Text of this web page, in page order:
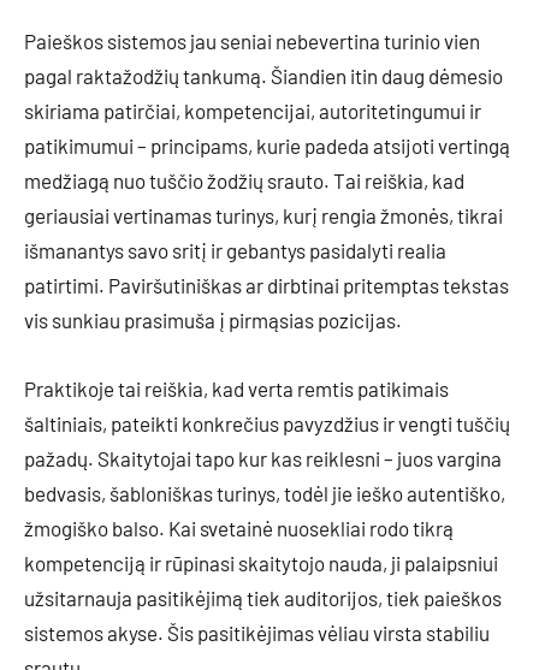
Paieškos sistemos jau seniai nebevertina turinio vien
pagal raktažodžių tankumą. Šiandien itin daug dėmesio
skiriama patirčiai, kompetencijai, autoritetingumui ir
patikimumui – principams, kurie padeda atsijoti vertingą
medžiagą nuo tuščio žodžių srauto. Tai reiškia, kad
geriausiai vertinamas turinys, kurį rengia žmonės, tikrai
išmanantys savo sritį ir gebantys pasidalyti realia
patirtimi. Paviršutiniškas ar dirbtinai pritemptas tekstas
vis sunkiau prasimuša į pirmąsias pozicijas.
Praktikoje tai reiškia, kad verta remtis patikimais
šaltiniais, pateikti konkrečius pavyzdžius ir vengti tuščių
pažadų. Skaitytojai tapo kur kas reiklesni – juos vargina
bedvasis, šabloniškas turinys, todėl jie ieško autentiško,
žmogiško balso. Kai svetainė nuosekliai rodo tikrą
kompetenciją ir rūpinasi skaitytojo nauda, ji palaipsniui
užsitarnauja pasitikėjimą tiek auditorijos, tiek paieškos
sistemos akyse. Šis pasitikėjimas vėliau virsta stabiliu